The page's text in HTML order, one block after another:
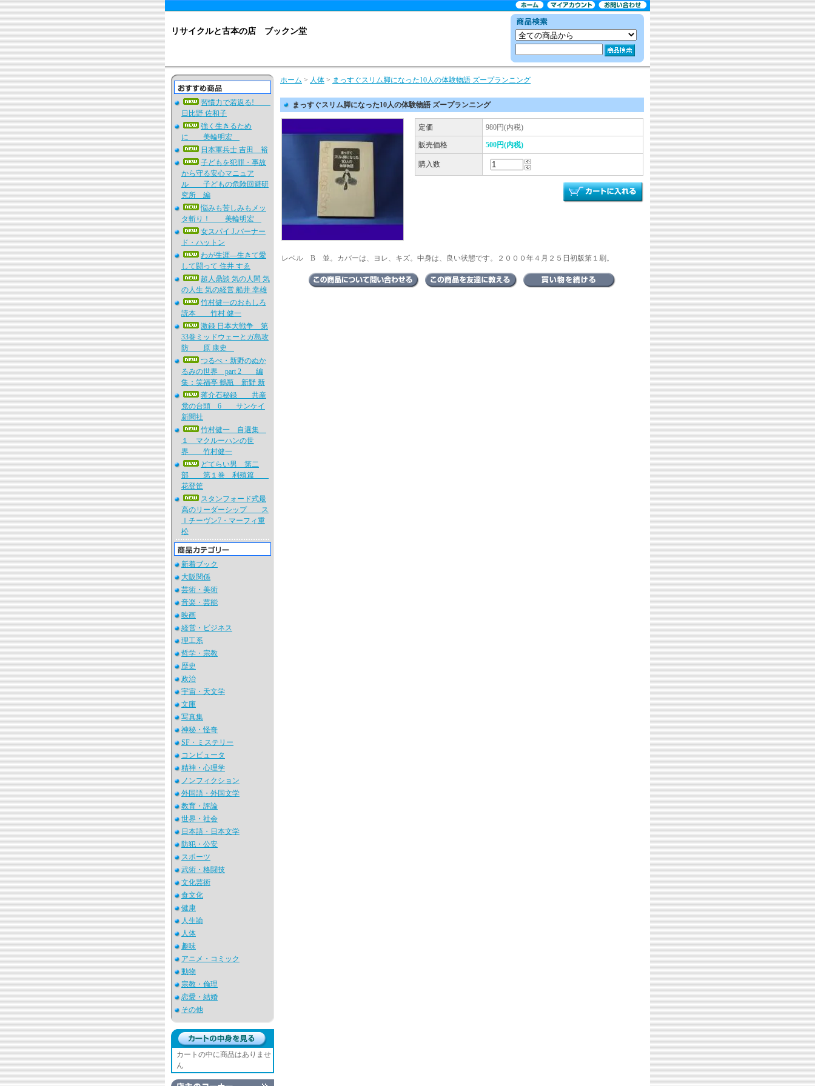
リサイクルと古本の店 ブックン堂
習慣力で若返る!
日比野 佐和子
強く生きるため
に 美輪明宏
日本軍兵士 吉田 裕
子どもを犯罪・事故
から守る安心マニュア
ル 子どもの危険回避研
究所 編
悩みも苦しみもメッ
タ斬り！ 美輪明宏
女スパイ J.バーナー
ド・ハットン
わが生涯―生きて愛
して闘って 住井 すゑ
超人鼎談 気の人間 気
の人生 気の経営 船井 幸雄
竹村健一のおもしろ
読本 竹村 健一
激録 日本大戦争 第
33巻ミッドウェーとガ島攻
防 原 康史
つるべ・新野のぬか
るみの世界 part 2 編
集：笑福亭 鶴瓶 新野 新
蒋介石秘録 共産
党の台頭 6 サンケイ
新聞社
竹村健一 自選集
１ マクルーハンの世
界 竹村健一
どてらい男 第二
部 第１巻 利殖篇
花登筐
スタンフォード式最
高のリーダーシップ ス
ｌチーヴン7・マーフィ重
松
新着ブック
大阪関係
芸術・美術
音楽・芸能
映画
経営・ビジネス
理工系
哲学・宗教
歴史
政治
宇宙・天文学
文庫
写真集
神秘・怪奇
SF・ミステリー
コンピュータ
精神・心理学
ノンフィクション
外国語・外国文学
教育・評論
世界・社会
日本語・日本文学
防犯・公安
スポーツ
武術・格闘技
文化芸術
食文化
健康
人生論
人体
趣味
アニメ・コミック
動物
宗教・倫理
恋愛・結婚
その他
カートの中に商品はありませ
ん
ホーム > 人体 > まっすぐスリム脚になった10人の体験物語 ズープランニング
まっすぐスリム脚になった10人の体験物語 ズープランニング
定価 980円(内税)
販売価格 500円(内税)
購入数
レベル B 並。カバーは、ヨレ、キズ。中身は、良い状態です。２０００年４月２５日初版第１刷。